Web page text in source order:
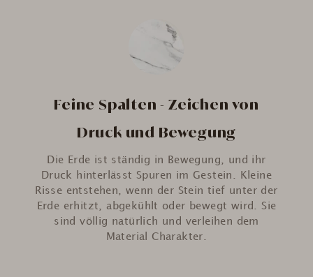
Feine Spalten - Zeichen von
Druck und Bewegung
Die Erde ist ständig in Bewegung, und ihr
Druck hinterlässt Spuren im Gestein. Kleine
Risse entstehen, wenn der Stein tief unter der
Erde erhitzt, abgekühlt oder bewegt wird. Sie
sind völlig natürlich und verleihen dem
Material Charakter.